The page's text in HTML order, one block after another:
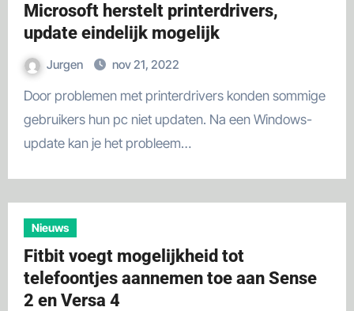
Microsoft herstelt printerdrivers,
update eindelijk mogelijk
Jurgen nov 21, 2022
Door problemen met printerdrivers konden sommige
gebruikers hun pc niet updaten. Na een Windows-
update kan je het probleem…
Nieuws
Fitbit voegt mogelijkheid tot
telefoontjes aannemen toe aan Sense
2 en Versa 4